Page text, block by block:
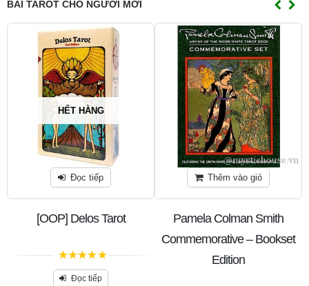
BÀI TAROT CHO NGƯỜI MỚI
HẾT HÀNG
Đọc tiếp
[OOP] Delos Tarot
Đọc tiếp
Thêm vào giỏ
Pamela Colman Smith
Commemorative – Bookset
Edition